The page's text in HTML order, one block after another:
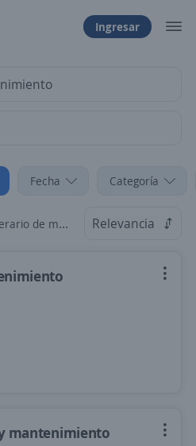
Ingresar
Fecha Categoría
en Risaralda Relevancia
mantenimiento